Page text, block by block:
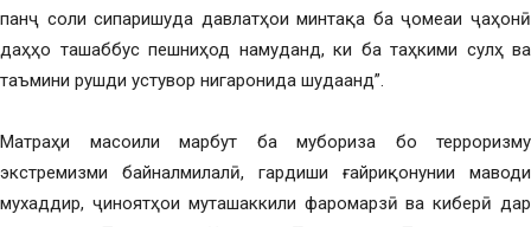
панҷ соли сипаришуда давлатҳои минтақа ба ҷомеаи ҷаҳонӣ
даҳҳо ташаббус пешниҳод намуданд, ки ба таҳкими сулҳ ва
таъмини рушди устувор нигаронида шудаанд”.
Матраҳи масоили марбут ба мубориза бо терроризму
экстремизми байналмилалӣ, гардиши ғайриқонунии маводи
мухаддир, ҷиноятҳои муташаккили фаромарзӣ ва киберӣ дар